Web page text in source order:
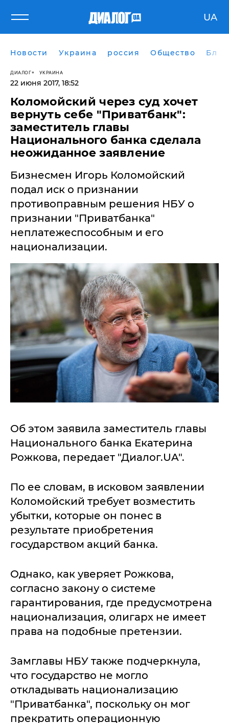
UA
Новости Украина россия Общество
ДИАЛОГ УКРАИНА
22 июня 2017, 18:52
Коломойский через суд хочет
вернуть себе "Приватбанк":
заместитель главы
Национального банка сделала
неожиданное заявление
Бизнесмен Игорь Коломойский
подал иск о признании
противоправным решения НБУ о
признании "Приватбанка"
неплатежеспособным и его
национализации.
Об этом заявила заместитель главы
Национального банка Екатерина
Рожкова, передает "Диалог.UA".
По ее словам, в исковом заявлении
Коломойский требует возместить
убытки, которые он понес в
результате приобретения
государством акций банка.
Однако, как уверяет Рожкова,
согласно закону о системе
гарантирования, где предусмотрена
национализация, олигарх не имеет
права на подобные претензии.
Замглавы НБУ также подчеркнула,
что государство не могло
откладывать национализацию
"Приватбанка", поскольку он мог
прекратить операционную